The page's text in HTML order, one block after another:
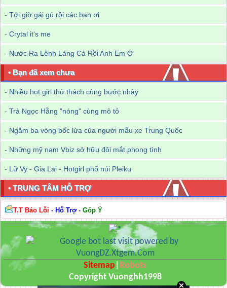
- Tới giờ gái gú rồi các bạn ơi
- Crytal it's me
- Nước Ra Lênh Láng Cả Rồi Anh Em Ợ
• Bạn đã xem chưa
- Nhiều hot girl thử thách cùng bước nhảy
- Trà Ngọc Hằng "nóng" cùng mô tô
- Ngắm ba vòng bốc lửa của người mẫu xe Trung Quốc
- Những mỹ nam Vbiz sở hữu đôi mắt phong tình
- Lữ Vy - Gia Lai - Hotgirl phố núi Pleiku
• TRUNG TÂM HỖ TRỢ
T.T Báo Lỗi - Hỗ Trợ- Góp Ý
Sitemap Robots
Copyright Vuonghh1998